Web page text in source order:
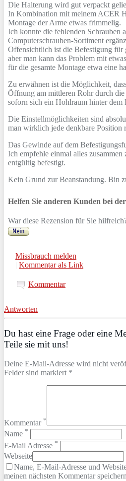
Die Halterung wird gut verpackt
In Kombination mit meinem ACER
Montage der Arme etwas frimmelig.
Ich konnte die fehlenden Schrauben
Computerschrauben-Sortiment
Offensichtlich ist die Befestigung für
aber man kann das Problem mit
für die gesamte Montage etwa eine
Zu erwähnen ist die Möglichkeit,
Öffnung am mittleren Rohr durch
soforn sich ein Hohlraum hinter dem
Die Einstellmöglichkeiten sind
man wirklich jede denkbare Position
Das Gewinde auf dem
Ich empfehle einmal alles zusammen
entgültig befestigt.
Kein Grund zur Beanstandung. Bin
Helfen Sie anderen Kunden bei
War diese Rezension für Sie
Missbrauch melden
| Kommentar als Link
Kommentar
Antworten
Du hast eine Frage oder eine
Teile sie mit uns!
Deine E-Mail-Adresse wird nicht
Felder sind markiert *
Kommentar *
Name *
E-Mail Adresse *
Webseite
Name, E-Mail-Adresse und
meinen nächsten Kommentar